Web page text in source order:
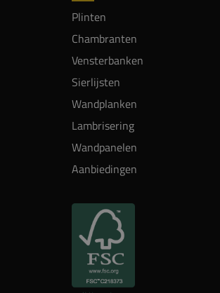
Plinten
Chambranten
Vensterbanken
Sierlijsten
Wandplanken
Lambrisering
Wandpanelen
Aanbiedingen